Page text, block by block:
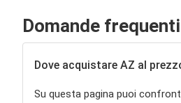
Domande
Dove acquistare AZ al
Su questa pagina puoi